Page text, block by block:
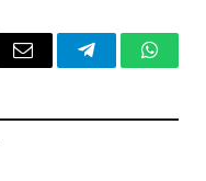
Email Telegram